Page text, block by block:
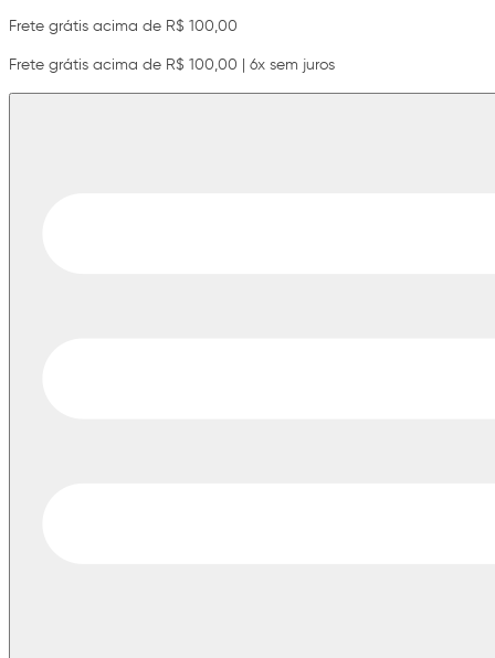
Frete grátis acima de R$ 100,00
Frete grátis acima de R$ 100,00 | 6x sem juros